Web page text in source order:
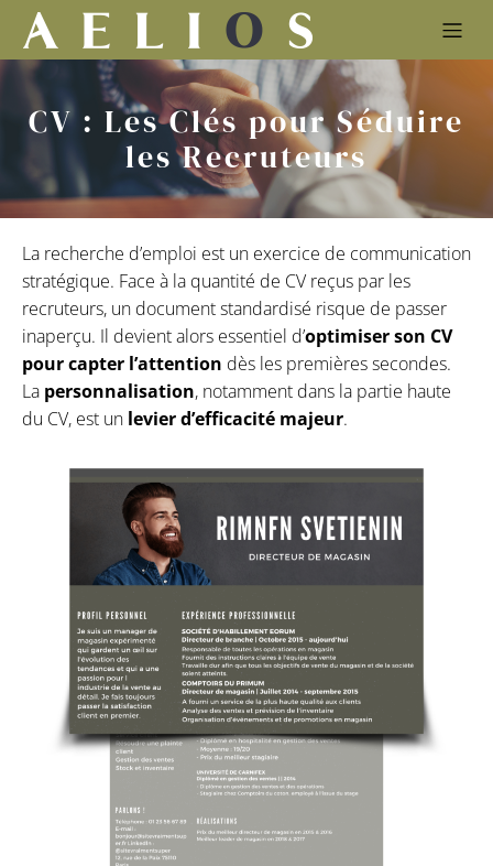
CV : Les Clés pour Séduire
les Recruteurs
La recherche d’emploi est un exercice de communication
stratégique. Face à la quantité de CV reçus par les
recruteurs, un document standardisé risque de passer
inaperçu. Il devient alors essentiel d’optimiser son CV
pour capter l’attention dès les premières secondes.
La personnalisation, notamment dans la partie haute
du CV, est un levier d’efficacité majeur.